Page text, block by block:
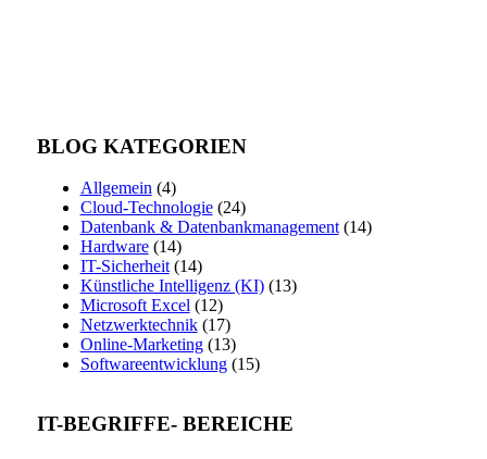
BLOG KATEGORIEN
Allgemein (4)
Cloud-Technologie(24)
Datenbank & Datenbankmanagement(14)
Hardware(14)
IT-Sicherheit(14)
Künstliche Intelligenz (KI)(13)
Microsoft Excel (12)
Netzwerktechnik(17)
Online-Marketing(13)
Softwareentwicklung(15)
IT-BEGRIFFE- BEREICHE